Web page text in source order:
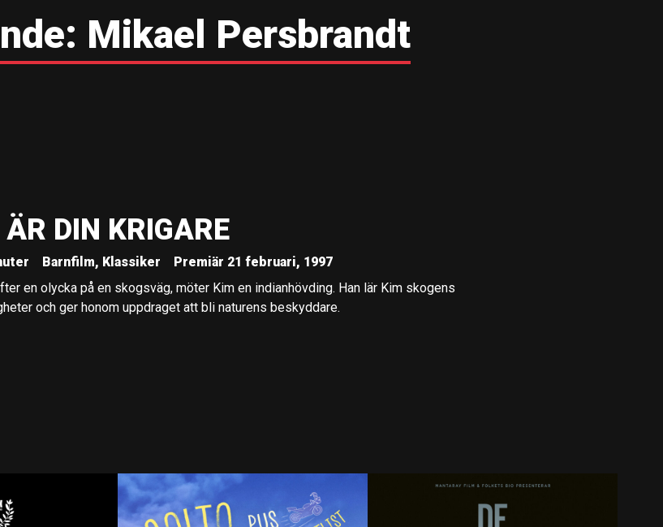
Mikael Persbrandt
DIN KRIGARE
Barnfilm, Klassiker
Premiär 21 februari, 1997
en olycka på en skogsväg, möter Kim en indianhövding. Han lär Kim skogens
och ger honom uppdraget att bli naturens beskyddare.